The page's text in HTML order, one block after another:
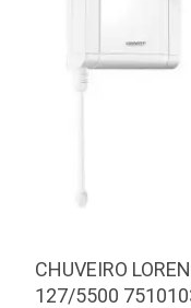
CHUVEIRO
127/5500